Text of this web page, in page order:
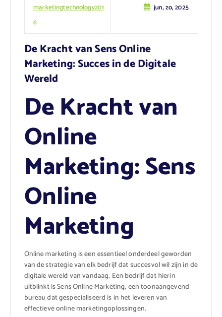
marketingtechnology201
6
jun, zo, 2025
De Kracht van Sens Online
Marketing: Succes in de Digitale
Wereld
De Kracht van
Online
Marketing: Sens
Online
Marketing
Online marketing is een essentieel onderdeel geworden
van de strategie van elk bedrijf dat succesvol wil zijn in de
digitale wereld van vandaag. Een bedrijf dat hierin
uitblinkt is Sens Online Marketing, een toonaangevend
bureau dat gespecialiseerd is in het leveren van
effectieve online marketingoplossingen.